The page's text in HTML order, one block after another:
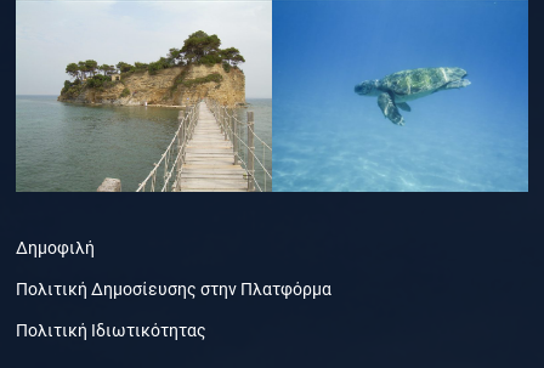
Δημοφιλή
Πολιτική Δημοσίευσης στην Πλατφόρμα
Πολιτική Ιδιωτικότητας